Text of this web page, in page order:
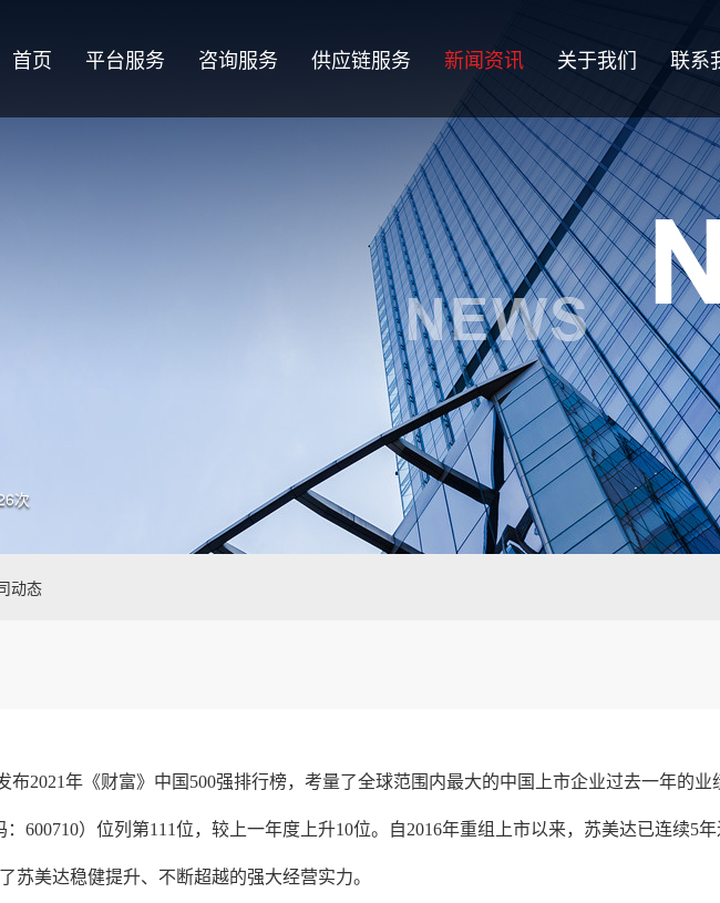
首页 平台服务 咨询服务 供应链服务 新闻资讯 关于我们 联系
次
动态
布2021年《财富》中国500强排行榜，考量了全球范围内最大的中国上市企业过去一年的业
600710）位列第111位，较上一年度上升10位。自2016年重组上市以来，苏美达已连续5年
苏美达稳健提升、不断超越的强大经营实力。